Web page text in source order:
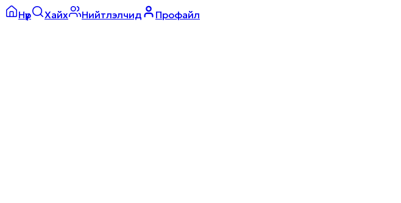
Нүүр Хайх Нийтлэлчид Профайл